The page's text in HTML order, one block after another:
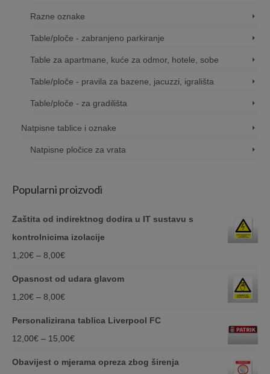
Razne oznake
Table/ploče - zabranjeno parkiranje
Table za apartmane, kuće za odmor, hotele, sobe
Table/ploče - pravila za bazene, jacuzzi, igrališta
Table/ploče - za gradilišta
Natpisne tablice i oznake
Natpisne pločice za vrata
Popularni proizvodi
Zaštita od indirektnog dodira u IT sustavu s
kontrolnicima izolacije
1,20€ – 8,00€Price
8,00€
Opasnost od udara glavom
1,20€ – 8,00€Price
8,00€
Personalizirana tablica Liverpool FC
12,00€ – 15,00€Price
Obavijest o mjerama opreza zbog širenja